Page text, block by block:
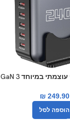
מטען שולחני עוצמתי במיוחד GaN 3
₪249.90
הוספה לסל